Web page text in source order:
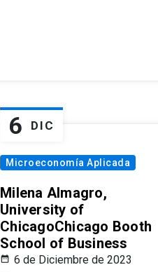
6 DIC
Microeconomía Aplicada
Milena Almagro,
University of
ChicagoChicago Booth
School of Business
6 de Diciembre de 2023